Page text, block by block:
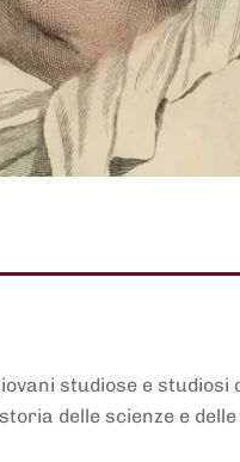
studiose e
delle scienze e